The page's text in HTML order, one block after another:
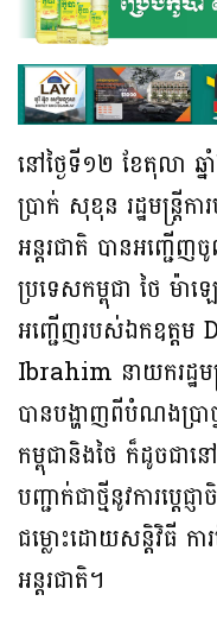
នៅថ្ងៃទី១២ ខែតុលា ឆ្
ប្រាក់ សុខុន រដ្ឋមន្ត្រី
អន្តរជាតិ បានអញ្ជើញ
ប្រទេសកម្ពុជា ថៃ ម៉ា
អញ្ជើញរបស់ឯកឧត្ត
Ibrahim នាយករដ្ឋម
បានបង្ហាញពីបំណងប្រាថ្
កម្ពុជានិងថៃ ក៏ដូចជា
បញ្ជាក់ជាថ្មីនូវការប្តេ
ជម្លោះដោយសន្តិវិធី កា
អន្តរជាតិ។